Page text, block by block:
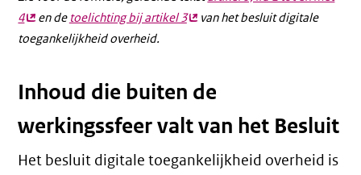
4(externe
link)
en de toelichting bij artikel 3(externe
van het besluit digitale
toegankelijkheid overheid.
Inhoud die buiten de
werkingssfeer valt van het Besluit
Het besluit digitale toegankelijkheid overheid is